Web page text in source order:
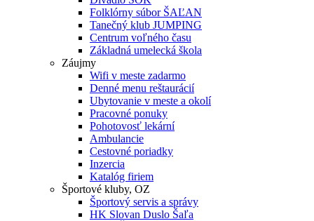
Folklórny súbor ŠAĽAN
Tanečný klub JUMPING
Centrum voľného času
Základná umelecká škola
Záujmy
Wifi v meste zadarmo
Denné menu reštaurácií
Ubytovanie v meste a okolí
Pracovné ponuky
Pohotovosť lekární
Ambulancie
Cestovné poriadky
Inzercia
Katalóg firiem
Športové kluby, OZ
Športový servis a správy
HK Slovan Duslo Šaľa